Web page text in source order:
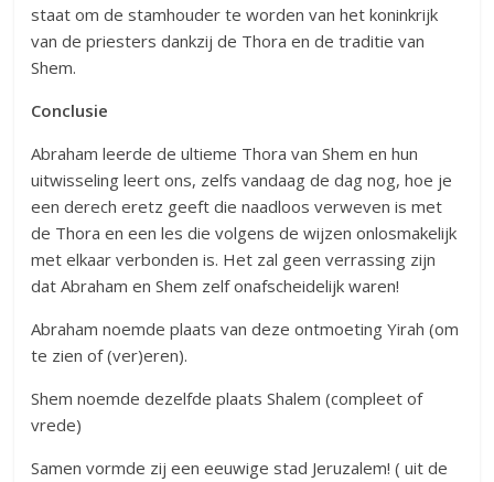
staat om de stamhouder te worden van het koninkrijk
van de priesters dankzij de Thora en de traditie van
Shem.
Conclusie
Abraham leerde de ultieme Thora van Shem en hun
uitwisseling leert ons, zelfs vandaag de dag nog, hoe je
een derech eretz geeft die naadloos verweven is met
de Thora en een les die volgens de wijzen onlosmakelijk
met elkaar verbonden is. Het zal geen verrassing zijn
dat Abraham en Shem zelf onafscheidelijk waren!
Abraham noemde plaats van deze ontmoeting Yirah (om
te zien of (ver)eren).
Shem noemde dezelfde plaats Shalem (compleet of
vrede)
Samen vormde zij een eeuwige stad Jeruzalem! ( uit de